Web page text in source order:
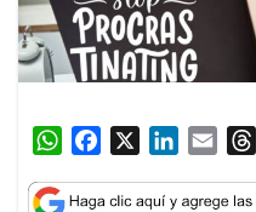
W
a
c
n
a